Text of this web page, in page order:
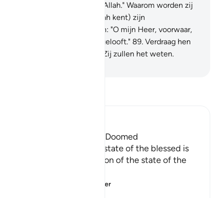
The Punishment of the Doomed
The description of the state of the blessed is
followed by a description of the state of the
Lees meer
zullen zij zeker zeggen: "Allah." Waarom worden zij
En (Allah kent) zijn
(Moehammad's) woorden: "O mijn Heer, voorwaar,
zij zijn een volk dat niet gelooft." 89. Verdraag hen
maar, en zeg: "Vaarwel!" Zij zullen het weten.